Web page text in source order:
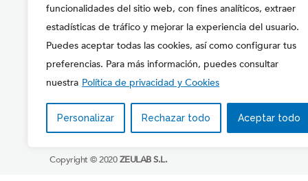
funcionalidades del sitio web, con fines analíticos, extraer
estadísticas de tráfico y mejorar la experiencia del usuario.
Puedes aceptar todas las cookies, así como configurar tus
preferencias. Para más información, puedes consultar
nuestra Política de privacidad y Cookies
Personalizar Rechazar todo Aceptar todo
Copyright © 2020ZEULAB S.L.